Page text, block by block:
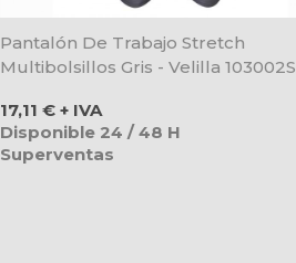
Pantalón De Trabajo Stretch
Multibolsillos Gris - Velilla 103002S
Precio
17,11 € + IVA
Disponible 24 / 48 H
Superventas